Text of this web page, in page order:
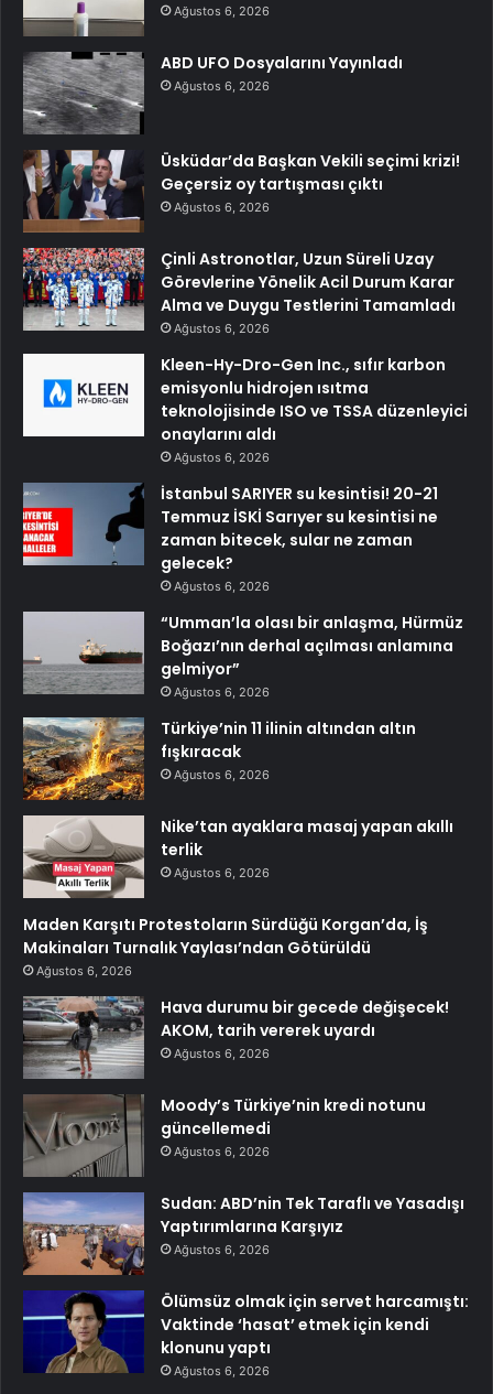
Ağustos 6, 2026
ABD UFO Dosyalarını Yayınladı
Ağustos 6, 2026
Üsküdar’da Başkan Vekili seçimi krizi!
Geçersiz oy tartışması çıktı
Ağustos 6, 2026
Çinli Astronotlar, Uzun Süreli Uzay
Görevlerine Yönelik Acil Durum Karar
Alma ve Duygu Testlerini Tamamladı
Ağustos 6, 2026
Kleen-Hy-Dro-Gen Inc., sıfır karbon
emisyonlu hidrojen ısıtma
teknolojisinde ISO ve TSSA düzenleyici
onaylarını aldı
Ağustos 6, 2026
İstanbul SARIYER su kesintisi! 20-21
Temmuz İSKİ Sarıyer su kesintisi ne
zaman bitecek, sular ne zaman
gelecek?
Ağustos 6, 2026
“Umman’la olası bir anlaşma, Hürmüz
Boğazı’nın derhal açılması anlamına
gelmiyor”
Ağustos 6, 2026
Türkiye’nin 11 ilinin altından altın
fışkıracak
Ağustos 6, 2026
Nike’tan ayaklara masaj yapan akıllı
terlik
Ağustos 6, 2026
Maden Karşıtı Protestoların Sürdüğü Korgan’da, İş
Makinaları Turnalık Yaylası’ndan Götürüldü
Ağustos 6, 2026
Hava durumu bir gecede değişecek!
AKOM, tarih vererek uyardı
Ağustos 6, 2026
Moody’s Türkiye’nin kredi notunu
güncellemedi
Ağustos 6, 2026
Sudan: ABD’nin Tek Taraflı ve Yasadışı
Yaptırımlarına Karşıyız
Ağustos 6, 2026
Ölümsüz olmak için servet harcamıştı:
Vaktinde ‘hasat’ etmek için kendi
klonunu yaptı
Ağustos 6, 2026